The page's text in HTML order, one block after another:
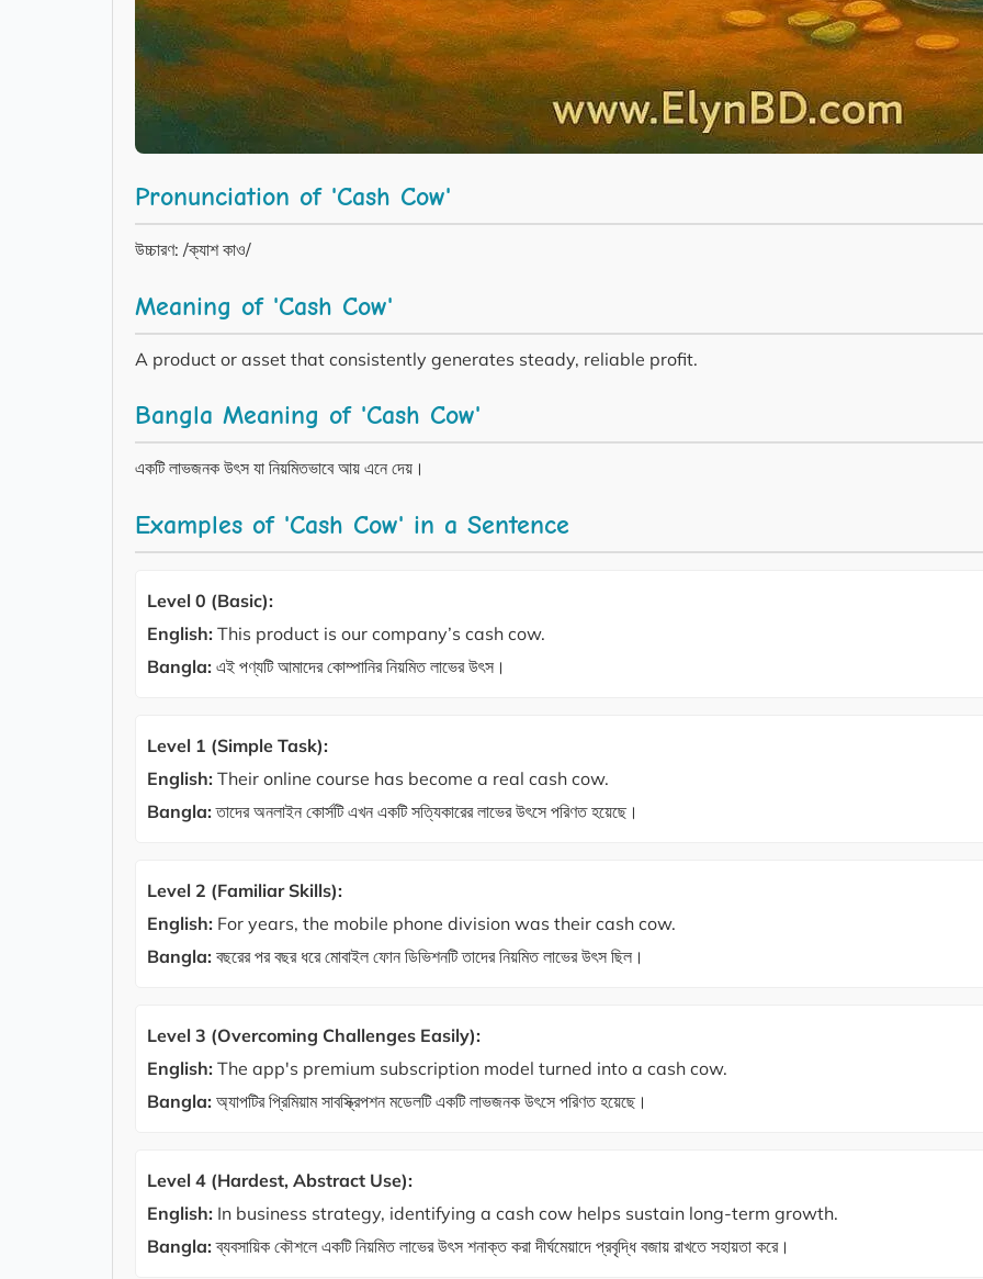
Pronunciation of 'Cash Cow'
উচ্চারণ: /ক্যাশ কাও/
Meaning of 'Cash Cow'
A product or asset that consistently generates steady, reliable profit.
Bangla Meaning of 'Cash Cow'
একটি লাভজনক উৎস যা নিয়মিতভাবে আয় এনে দেয়।
Examples of 'Cash Cow' in a Sentence
Level 0 (Basic):
English: This product is our company’s cash cow.
Bangla: এই পণ্যটি আমাদের কোম্পানির নিয়মিত লাভের উৎস।
Level 1 (Simple Task):
English: Their online course has become a real cash cow.
Bangla: তাদের অনলাইন কোর্সটি এখন একটি সত্যিকারের লাভের উৎসে পরিণত হয়েছে।
Level 2 (Familiar Skills):
English: For years, the mobile phone division was their cash cow.
Bangla: বছরের পর বছর ধরে মোবাইল ফোন ডিভিশনটি তাদের নিয়মিত লাভের উৎস ছিল।
Level 3 (Overcoming Challenges Easily):
English: The app's premium subscription model turned into a cash cow.
Bangla: অ্যাপটির প্রিমিয়াম সাবস্ক্রিপশন মডেলটি একটি লাভজনক উৎসে পরিণত হয়েছে।
Level 4 (Hardest, Abstract Use):
English: In business strategy, identifying a cash cow helps sustain long-term growth.
Bangla: ব্যবসায়িক কৌশলে একটি নিয়মিত লাভের উৎস শনাক্ত করা দীর্ঘমেয়াদে প্রবৃদ্ধি বজায় রাখতে সহায়তা করে।